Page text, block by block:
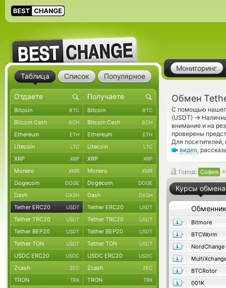
Мониторинг
Обмен
С помощью
(USDT) →
внимание и на
проверены
Для
видео,
Город: София
Курсы обмена
Обменник
Bitmore
BTCWorm
NordChange
BTCRotor
001K
Таблица Список Популярное
Bitcoin BTC Bitcoin BTC
Bitcoin Cash BCH Bitcoin Cash BCH
Ethereum ETH Ethereum ETH
Litecoin LTC Litecoin LTC
XRP XRP XRP XRP
Monero XMR Monero XMR
Dogecoin DOGE Dogecoin DOGE
Dash DASH Dash DASH
Tether ERC20 USDT Tether ERC20 USDT
Tether TRC20 USDT Tether TRC20 USDT
Tether BEP20 USDT Tether BEP20 USDT
Tether TON USDT Tether TON USDT
USDC ERC20 USDC USDC ERC20 USDC
Zcash ZEC Zcash ZEC
TRON TRX TRON TRX